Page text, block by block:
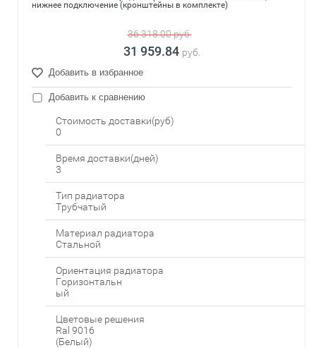
нижнее подключение (кронштейны в комплекте)
36 318.00руб.
31 959.84 руб.
Добавить в избранное
Добавить к сравнению
Стоимость доставки(руб)
0
Время доставки(дней)
3
Тип радиатора
Трубчатый
Материал радиатора
Стальной
Ориентация радиатора
Горизонтальн
ый
Цветовые решения
Ral 9016
(Белый)